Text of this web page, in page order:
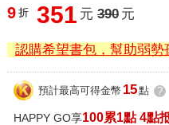
9 折 351 元 390 元
認購希望書包，幫助弱勢
預計最高可得金幣 15點 ?
HAPPY GO享100累1點 4點